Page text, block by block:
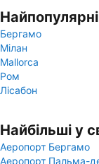
Бергамо
Мілан
Mallorca
Ром
Лісабон
Найбільші у
Аеропорт Бергамо
Аеропорт Пальма-